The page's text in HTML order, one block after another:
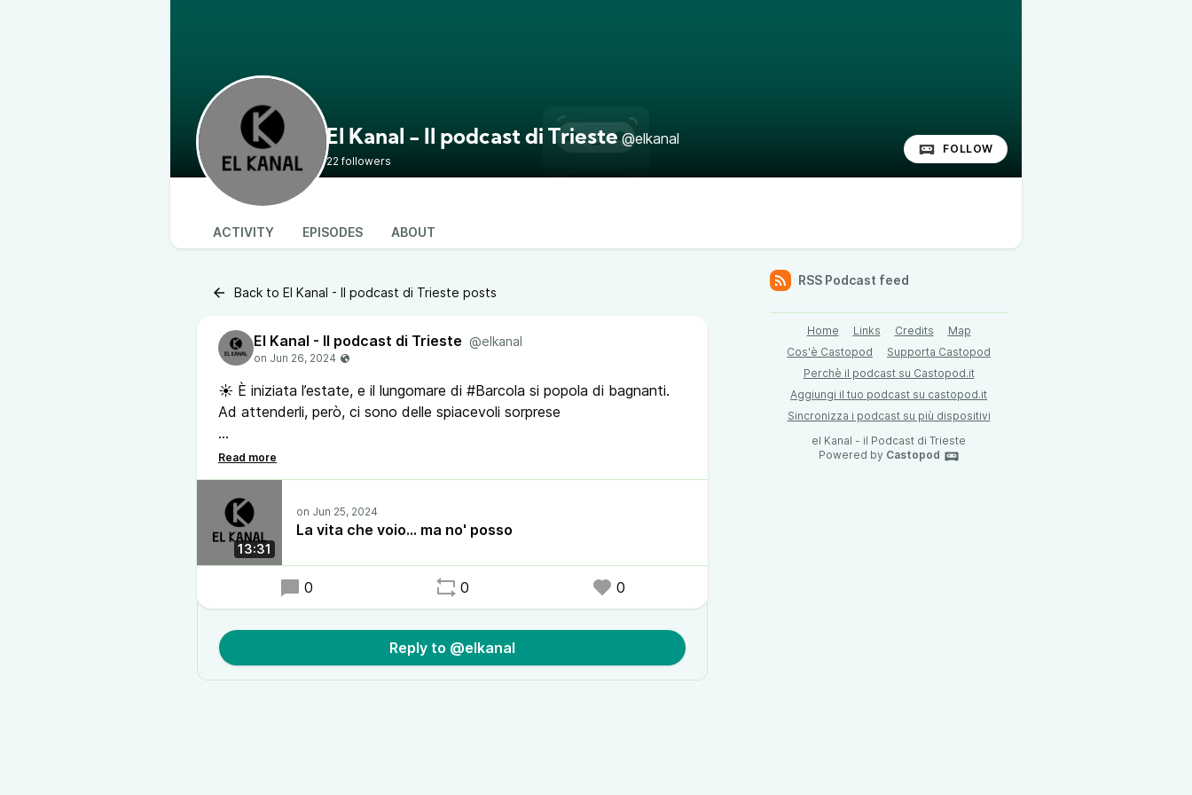
El Kanal - Il podcast di Trieste @elkanal
22 followers
FOLLOW
ACTIVITY EPISODES ABOUT
Back to El Kanal - Il podcast di Trieste posts
El Kanal - Il podcast di Trieste @elkanal
☀️ È iniziata l’estate, e il lungomare di #Barcola si popola di bagnanti.
Ad attenderli, però, ci sono delle spiacevoli sorprese
🌊 “Entro maggio dobbiamo mettere tutto a posto, perché inizia la
stagione balneare”, così parlò Dipiazza a seguito delle mareggiate che
hanno colpito #Trieste nell’autunno scorso. Ma a fine giugno, con i
bagnanti che ormai affollano Barcola, la situazione è desolante
13:31
La vita che voio... ma no' posso
0 0 0
Reply to @elkanal
RSS Podcast feed
Home Links Credits
Map
Cos'è Castopod
Supporta Castopod
Perchè il podcast su Castopod.it
Aggiungi il tuo podcast su castopod.it
Sincronizza i podcast su più dispositivi
el Kanal - il Podcast di Trieste
Powered by Castopod